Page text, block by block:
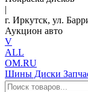
|
г. Иркутск, ул.
Аукцион авто
V
ALL
OM.RU
Шины Диски